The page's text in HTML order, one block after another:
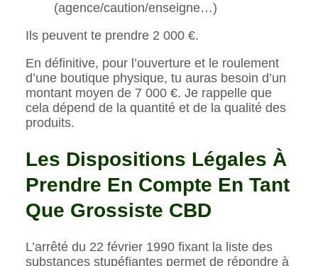
(agence/caution/enseigne…)
Ils peuvent te prendre 2 000 €.
En définitive, pour l’ouverture et le roulement
d’une boutique physique, tu auras besoin d’un
montant moyen de 7 000 €. Je rappelle que
cela dépend de la quantité et de la qualité des
produits.
Les Dispositions Légales À
Prendre En Compte En Tant
Que Grossiste CBD
L’arrêté du 22 février 1990 fixant la liste des
substances stupéfiantes permet de répondre à